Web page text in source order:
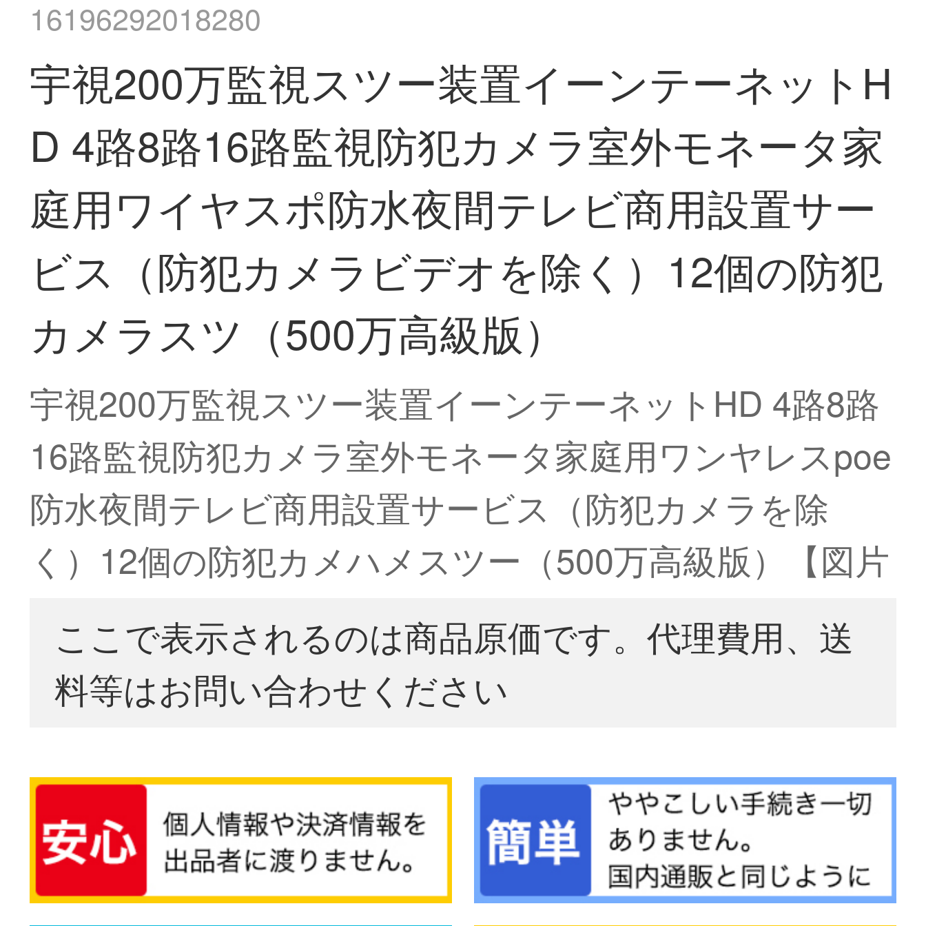
16196292018280
宇視200万監視スツー装置イーンテーネットH
D 4路8路16路監視防犯カメラ室外モネータ家
庭用ワイヤスポ防水夜間テレビ商用設置サー
ビス（防犯カメラビデオを除く）12個の防犯
カメラスツ（500万高級版）
宇視200万監視スツー装置イーンテーネットHD 4路8路
16路監視防犯カメラ室外モネータ家庭用ワンヤレスpoe
防水夜間テレビ商用設置サービス（防犯カメラを除
く）12個の防犯カメハメスツー（500万高級版）【図片
ここで表示されるのは商品原価です。代理費用、送
料等はお問い合わせください